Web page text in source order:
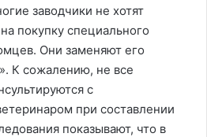
заводчики не хотят
покупку специального
Они заменяют его
К сожалению, не все
с
при составлении
показывают, что в